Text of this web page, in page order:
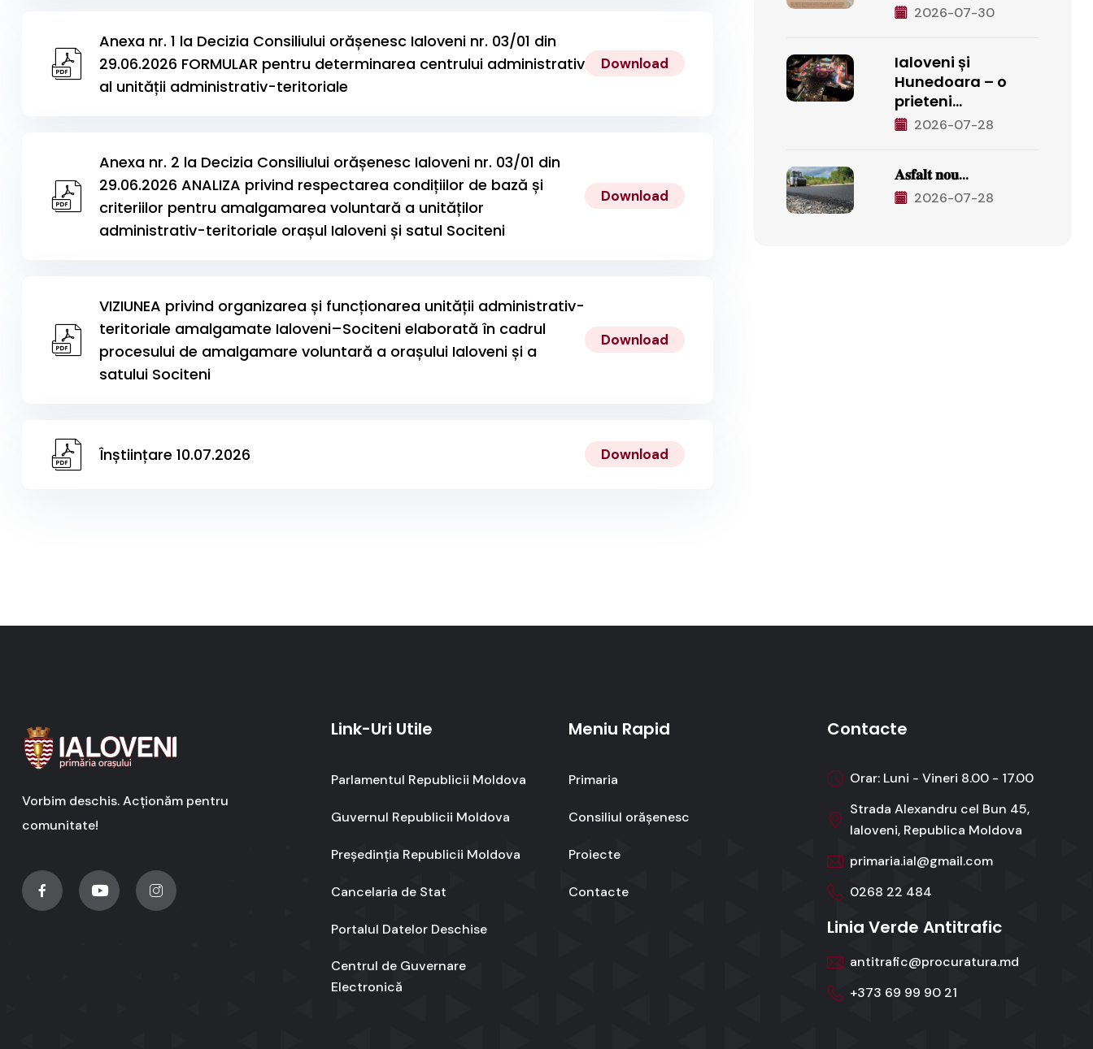
Anexa nr. 1 la Decizia Consiliului orășenesc Ialoveni nr. 03/01 din
29.06.2026 FORMULAR pentru determinarea centrului administrativ
al unității administrativ-teritoriale
Download
Anexa nr. 2 la Decizia Consiliului orășenesc Ialoveni nr. 03/01 din
29.06.2026 ANALIZA privind respectarea condițiilor de bază și
criteriilor pentru amalgamarea voluntară a unităților
administrativ-teritoriale orașul Ialoveni și satul Sociteni
Download
VIZIUNEA privind organizarea și funcționarea unității administrativ-
teritoriale amalgamate Ialoveni–Sociteni elaborată în cadrul
procesului de amalgamare voluntară a orașului Ialoveni și a
satului Sociteni
Download
Înștiințare 10.07.2026 Download
2026-07-30
Ialoveni și
Hunedoara – o
prieteni...
2026-07-28
𝐀𝐬𝐟𝐚𝐥𝐭 𝐧𝐨𝐮...
2026-07-28
Vorbim deschis. Acționăm pentru
comunitate!
Link-Uri Utile
Parlamentul Republicii Moldova
Guvernul Republicii Moldova
Președinția Republicii Moldova
Cancelaria de Stat
Portalul Datelor Deschise
Centrul de Guvernare
Electronică
Meniu Rapid
Primaria
Consiliul orășenesc
Proiecte
Contacte
Contacte
Orar: Luni - Vineri 8.00 - 17.00
Strada Alexandru cel Bun 45,
Ialoveni, Republica Moldova
primaria.ial@gmail.com
0268 22 484
Linia Verde Antitrafic
antitrafic@procuratura.md
+373 69 99 90 21